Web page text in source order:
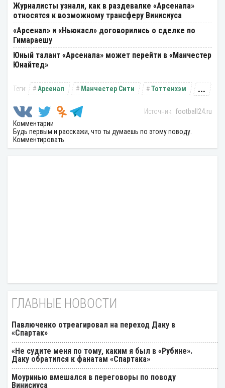
Журналисты узнали, как в раздевалке «Арсенала»
относятся к возможному трансферу Винисиуса
«Арсенал» и «Ньюкасл» договорились о сделке по
Гимараешу
Юный талант «Арсенала» может перейти в «Манчестер
Юнайтед»
Арсенал Манчестер Сити Тоттенхэм ...
football24.ru
Комментарии
Будь первым и расскажи, что ты думаешь по этому поводу.
Комментировать
ГЛАВНЫЕ НОВОСТИ
Павлюченко отреагировал на переход Даку в
«Спартак»
«Не судите меня по тому, каким я был в «Рубине».
Даку обратился к фанатам «Спартака»
Моуринью вмешался в переговоры по поводу
Винисиуса